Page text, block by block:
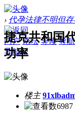
› 代孕法律不明但
门户 论坛 导读 导航
导航12
捷克共和国
功率
楼主